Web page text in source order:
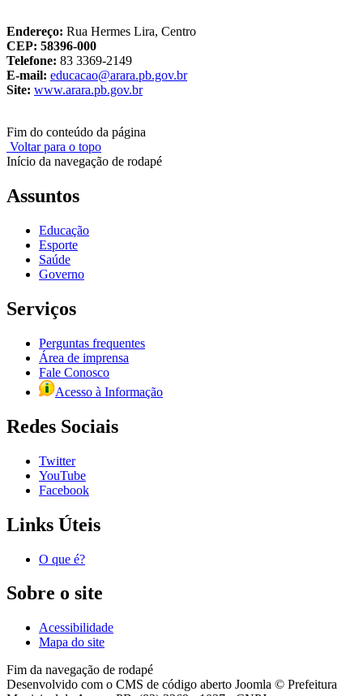
Endereço: Rua Hermes Lira, Centro
CEP: 58396-000
Telefone: 83 3369-2149
E-mail: educacao@arara.pb.gov.br
Site: www.arara.pb.gov.br
Fim do conteúdo da página
Voltar para o topo
Início da navegação de rodapé
Assuntos
Educação
Esporte
Saúde
Governo
Serviços
Perguntas frequentes
Área de imprensa
Fale Conosco
Acesso à Informação
Redes Sociais
Twitter
YouTube
Facebook
Links Úteis
O que é?
Sobre o site
Acessibilidade
Mapa do site
Fim da navegação de rodapé
Desenvolvido com o CMS de código aberto Joomla © Prefeitura